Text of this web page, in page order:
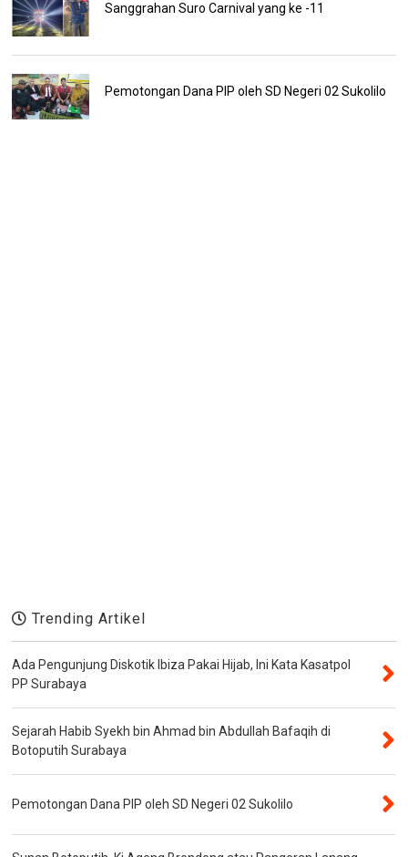
Sanggrahan Suro Carnival yang ke -11
Pemotongan Dana PIP oleh SD Negeri 02 Sukolilo
Trending Artikel
Ada Pengunjung Diskotik Ibiza Pakai Hijab, Ini Kata Kasatpol
PP Surabaya
Sejarah Habib Syekh bin Ahmad bin Abdullah Bafaqih di
Botoputih Surabaya
Pemotongan Dana PIP oleh SD Negeri 02 Sukolilo